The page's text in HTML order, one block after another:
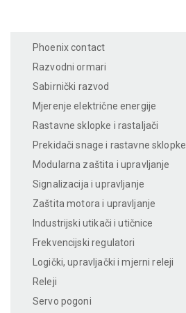
Phoenix contact
Razvodni ormari
Sabirnički razvod
Mjerenje električne energije
Rastavne sklopke i rastaljači
Prekidači snage i rastavne sklopke
Modularna zaštita i upravljanje
Signalizacija i upravljanje
Zaštita motora i upravljanje
Industrijski utikači i utičnice
Frekvencijski regulatori
Logički, upravljački i mjerni releji
Releji
Servo pogoni